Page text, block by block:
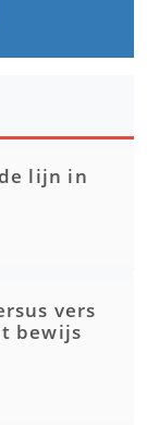
lijn in
vers
bewijs